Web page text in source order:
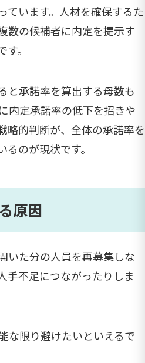
ています。人材を確保するた
数の候補者に内定を提示す
。
と承諾率を算出する母数も
内定承諾率の低下を招きや
略的判断が、全体の承諾率を
のが現状です。
原因
いた分の人員を再募集しな
手不足につながったりしま
な限り避けたいといえるで